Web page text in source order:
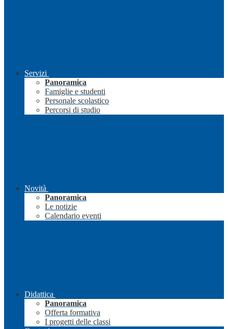
Servizi
Panoramica
Famiglie e studenti
Personale scolastico
Percorsi di studio
Novità
Panoramica
Le notizie
Calendario eventi
Didattica
Panoramica
Offerta formativa
I progetti delle classi